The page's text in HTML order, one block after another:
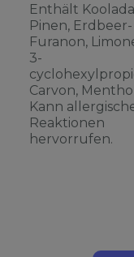
Enthält
Pinen, Erdbeer-
Furanon,
3-
Carvon,
Kann
Reaktionen
hervorrufen.